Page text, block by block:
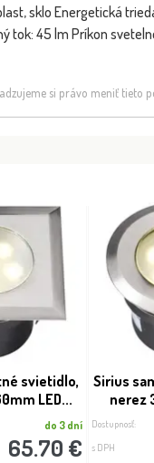
sklo Energetická
45 lm Príkon
si právo meniť tieto
svietidlo,
LED...
do 3 dní
65.70 €
Sirius
nerez
Dostupnosť:
s DPH